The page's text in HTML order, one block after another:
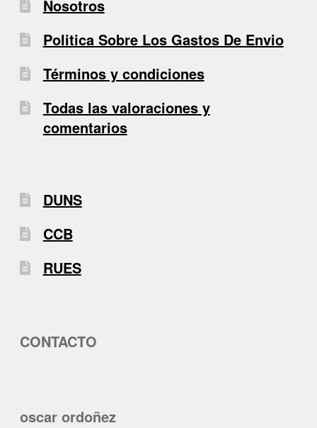
Nosotros
Politica Sobre Los Gastos De Envio
Términos y condiciones
Todas las valoraciones y
comentarios
DUNS
CCB
RUES
CONTACTO
oscar ordoñez